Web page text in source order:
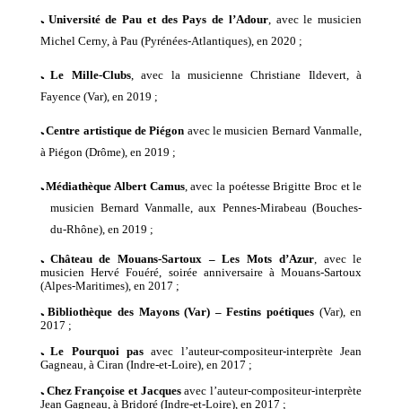
ﹳ Université de Pau et des Pays de l’Adour, avecle musicien
Michel Cerny, à Pau(Pyrénées-Atlantiques), en 2020 ;
ﹳ Le Mille-Clubs, avec la musicienneChristiane Ildevert, à
Fayence (Var), en 2019 ;
ﹳ Centre artistique de Piégon avecle musicien Bernard Vanmalle,
à Piégon (Drôme), en 2019 ;
ﹳ Médiathèque Albert Camus, avec la poétesseBrigitte Broc etle
musicien Bernard Vanmalle,aux Pennes-Mirabeau (Bouches-
du-Rhône),en2019 ;
ﹳ Château de Mouans-Sartoux – Les Mots d’Azur, avecle
musicienHervé Fouéré, soirée anniversaire àMouans-Sartoux
(Alpes-Maritimes), en 2017 ;
ﹳ Bibliothèque des Mayons (Var) – Festins poétiques (Var),en
2017 ;
ﹳ Le Pourquoi pasavec l’auteur-compositeur-interprèteJean
Gagneau, à Ciran (Indre-et-Loire), en 2017 ;
ﹳ Chez Françoise et Jacquesavecl’auteur-compositeur-interprète
Jean Gagneau,à Bridoré (Indre-et-Loire), en 2017 ;